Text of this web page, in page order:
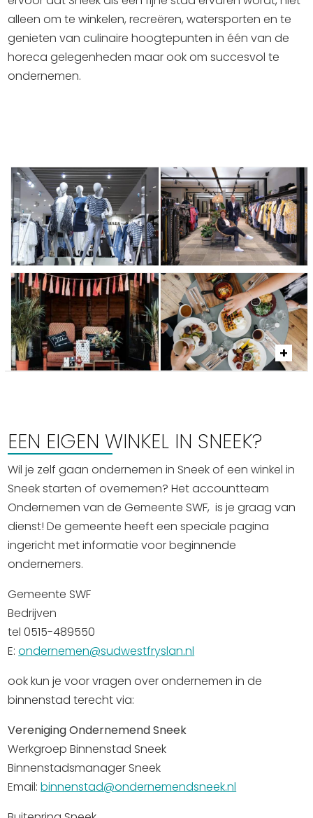
Winkelen in Sneek
Bootverhuur
alleen om te winkelen, recreëren, watersporten en te
genieten van culinaire hoogtepunten in één van de
horeca gelegenheden maar ook om succesvol te
ondernemen.
EEN EIGEN WINKEL IN SNEEK?
Wil je zelf gaan ondernemen in Sneek of een winkel in
Sneek starten of overnemen? Het accountteam
Ondernemen van de Gemeente SWF, is je graag van
dienst! De gemeente heeft een speciale pagina
ingericht met informatie voor beginnende
ondernemers.
Gemeente SWF
Bedrijven
tel 0515-489550
E:ondernemen@sudwestfryslan.nl
ook kun je voor vragen over ondernemen in de
binnenstad terecht via:
Vereniging Ondernemend Sneek
Werkgroep Binnenstad Sneek
Binnenstadsmanager Sneek
Email:binnenstad@ondernemendsneek.nl